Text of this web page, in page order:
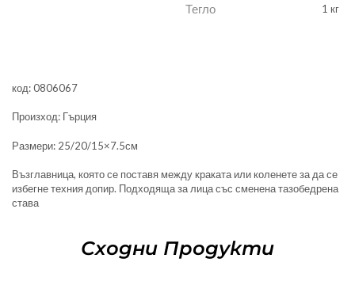
Тегло 1 кг
код: 0806067
Произход: Гърция
Размери: 25/20/15×7.5см
Възглавница, която се поставя между краката или коленете за да се
избегне техния допир. Подходяща за лица със сменена тазобедрена
става
Сходни Продукти